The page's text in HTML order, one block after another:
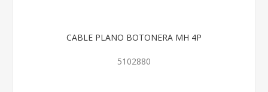
CABLE PLANO BOTONERA MH 4P
5102880